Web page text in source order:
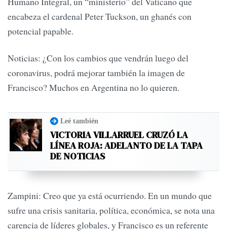
encabeza el cardenal Peter Tuckson, un ghanés con
potencial papable.
Noticias: ¿Con los cambios que vendrán luego del
coronavirus, podrá mejorar también la imagen de
Francisco? Muchos en Argentina no lo quieren.
Leé también
VICTORIA VILLARRUEL CRUZÓ LA
LÍNEA ROJA: ADELANTO DE LA TAPA
DE NOTICIAS
Zampini: Creo que ya está ocurriendo. En un mundo que
sufre una crisis sanitaria, política, económica, se nota una
carencia de líderes globales, y Francisco es un referente